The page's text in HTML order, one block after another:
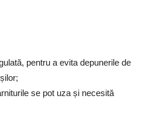
pentru a evita depunerile de
se pot uza și necesită